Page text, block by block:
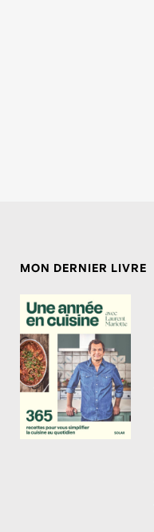
MON DERNIER LIVRE